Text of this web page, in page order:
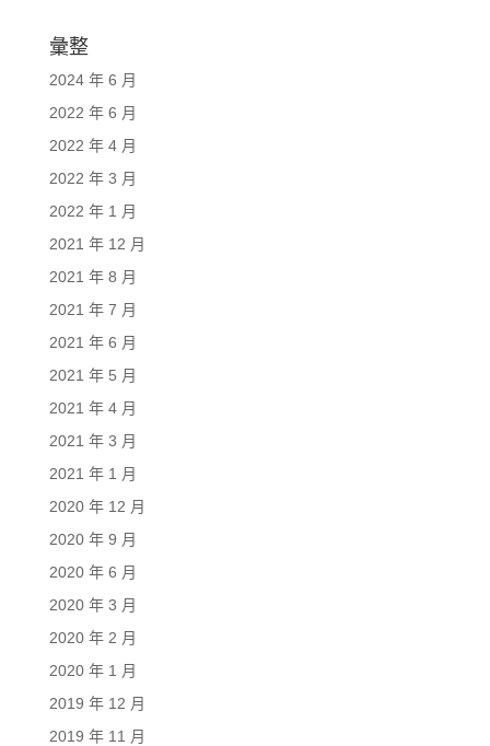
彙整
2024 年 6 月
2022 年 6 月
2022 年 4 月
2022 年 3 月
2022 年 1 月
2021 年 12 月
2021 年 8 月
2021 年 7 月
2021 年 6 月
2021 年 5 月
2021 年 4 月
2021 年 3 月
2021 年 1 月
2020 年 12 月
2020 年 9 月
2020 年 6 月
2020 年 3 月
2020 年 2 月
2020 年 1 月
2019 年 12 月
2019 年 11 月